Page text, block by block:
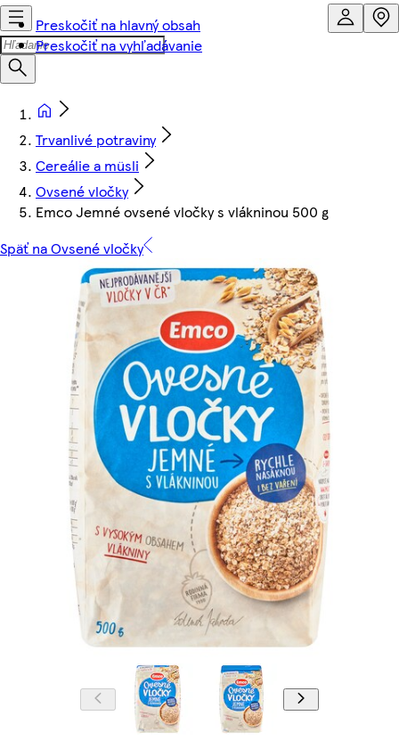
Preskočiť na hlavný obsah
Preskočiť na vyhľadávanie
Trvanlivé potraviny
Cereálie a müsli
Ovsené vločky
Emco Jemné ovsené vločky s vlákninou 500 g
Späť na Ovsené vločky